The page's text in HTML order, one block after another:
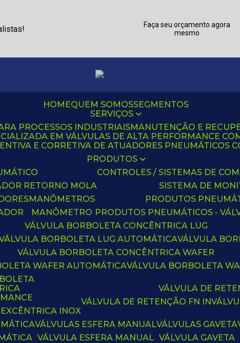
Faça seu orçamento agora
mesmo
HOME QUEM SOMOS
SEGMENTOS
SERVIÇOS
PROCESSOS INDUSTRIAIS
MANUTENÇÃO E
EM VÁLVULAS DE ALTA PERFORMANCE
E CORRETIVA DE ATUADORES PNEUMÁTICOS
PRODUTOS
RETORNO MOLA
CONTROLES / SISTEMAS DE
SISTEMA DE
MANÔMETROS
MANÔMETRO
PRODUTOS
PRODUTOS PNEUMÁTICOS -
VÁLVULA BORBOLETA CONCÊNTRICA LUG
VÁLVULA BORBOLETA LUG AUTOMÁTICA VÁLVULA
VÁLVULA BORBOLETA CONCÊNTRICA WAFER
WAFER AUTOMÁTICA VÁLVULA BORBOLETA
INOX
VÁLVULA DE
VÁLVULA DE RETENÇÃO FN IN
VÁLVULAS ESFERA MANUAL
VÁLVULA ESFERA MANUAL
VÁLVULAS GAVETA
VÁLVULA GAVETA